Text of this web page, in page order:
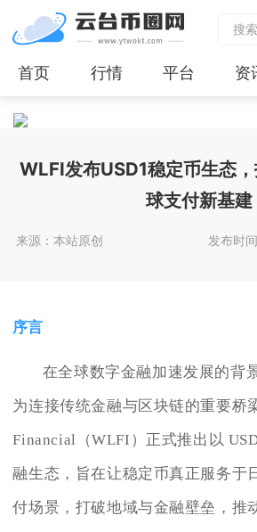
首页 行情 平台 资
WLFI发布USD1稳定币生态
球支付新基建
来源：本站原创 发布时
序言
在全球数字金融加速发展的背
为连接传统金融与区块链的重要桥
Financial（WLFI）正式推出以
融生态，旨在让稳定币真正服务于
付场景，打破地域与金融壁垒，推